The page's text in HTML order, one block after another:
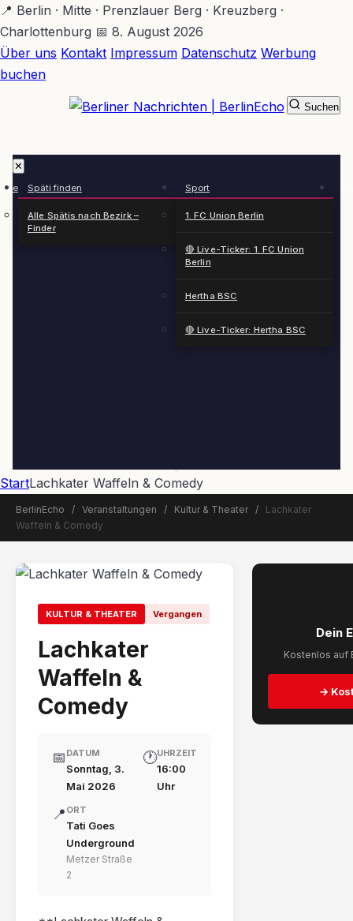
Zum
Hauptinhalt
springen
📍 Berlin · Mitte · Prenzlauer Berg · Kreuzberg ·
Charlottenburg 📅 8. August 2026
Über uns Kontakt Impressum Datenschutz Werbung
buchen
✕
Späti finden
Alle Spätis nach Bezirk –
Finder
Sport
1. FC Union Berlin
🔴 Live-Ticker: 1. FC Union
Berlin
Hertha BSC
🔴 Live-Ticker: Hertha BSC
Suchen
StartLachkater Waffeln & Comedy
BerlinEcho / Veranstaltungen / Kultur & Theater /
Lachkater
Waffeln & Comedy
KULTUR & THEATER Vergangen
Lachkater
Waffeln &
Comedy
📅 DATUM
Sonntag, 3.
Mai 2026
🕐UHRZEIT
16:00
Uhr
📍 ORT
Tati Goes
Underground
Metzer Straße
2
Dein
Kostenlos auf
→